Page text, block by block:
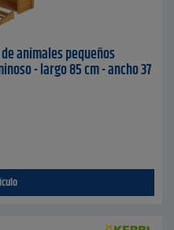
animales pequeños
- largo 85 cm - ancho 37